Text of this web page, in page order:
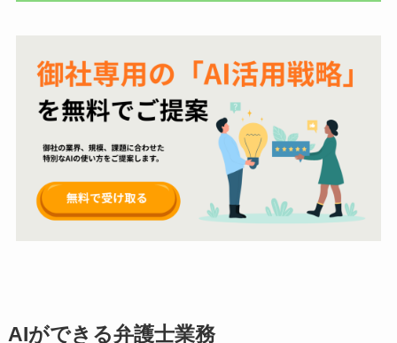
AIができる弁護士業務